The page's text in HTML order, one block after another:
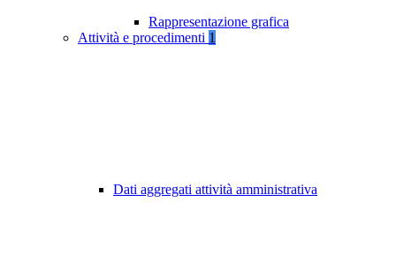
Rappresentazione grafica
Attività e procedimenti 1
Dati aggregati attività amministrativa